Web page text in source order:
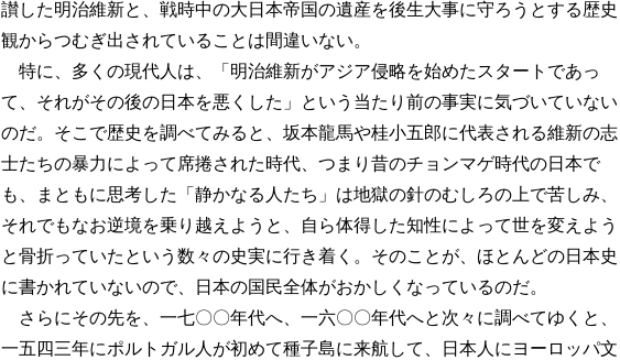
讃した明治維新と、戦時中の大日本帝国の遺産を後生大事に守ろうとする歴史
観からつむぎ出されていることは間違いない。
特に、多くの現代人は、「明治維新がアジア侵略を始めたスタートであっ
て、それがその後の日本を悪くした」という当たり前の事実に気づいていない
のだ。そこで歴史を調べてみると、坂本龍馬や桂小五郎に代表される維新の志
士たちの暴力によって席捲された時代、つまり昔のチョンマゲ時代の日本で
も、まともに思考した「静かなる人たち」は地獄の針のむしろの上で苦しみ、
それでもなお逆境を乗り越えようと、自ら体得した知性によって世を変えよう
と骨折っていたという数々の史実に行き着く。そのことが、ほとんどの日本史
に書かれていないので、日本の国民全体がおかしくなっているのだ。
さらにその先を、一七〇〇年代へ、一六〇〇年代へと次々に調べてゆくと、
一五四三年にポルトガル人が初めて種子島に来航して、日本人にヨーロッパ文